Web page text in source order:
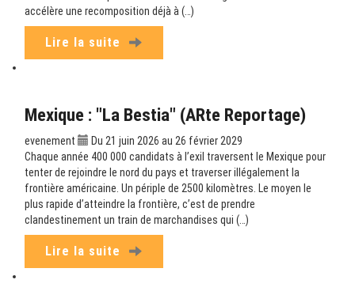
accélère une recomposition déjà à (…)
Lire la suite
Mexique : "La Bestia" (ARte Reportage)
evenement
Du 21 juin 2026 au 26 février 2029
Chaque année 400 000 candidats à l’exil traversent le Mexique pour
tenter de rejoindre le nord du pays et traverser illégalement la
frontière américaine. Un périple de 2500 kilomètres. Le moyen le
plus rapide d’atteindre la frontière, c’est de prendre
clandestinement un train de marchandises qui (…)
Lire la suite